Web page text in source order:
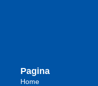
Pagina
Home